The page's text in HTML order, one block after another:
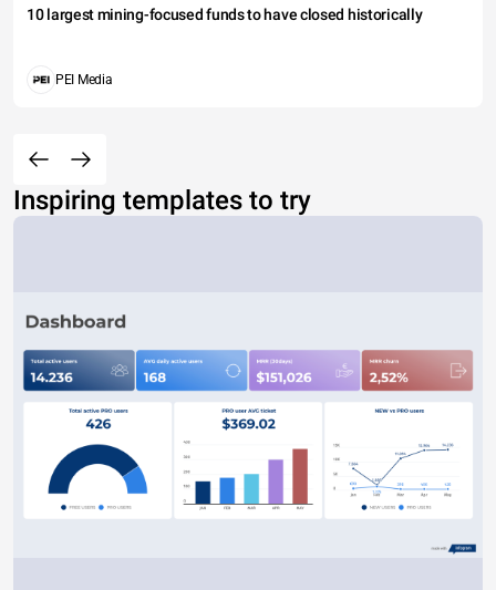
10 largest mining-focused funds to have closed historically
PEI Media
Inspiring templates to try